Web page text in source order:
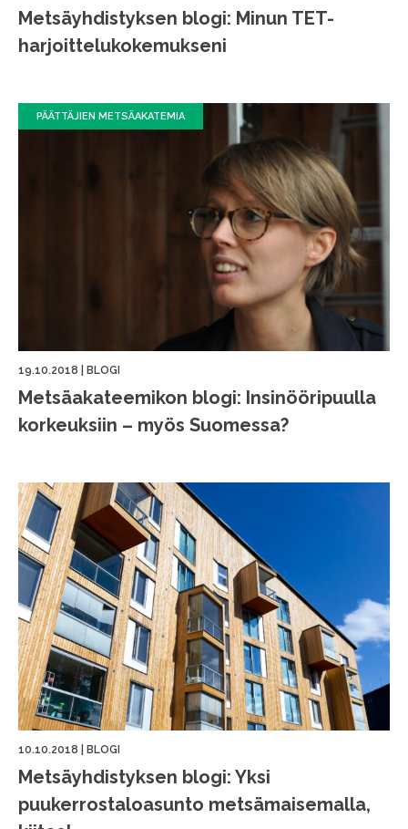
Metsäyhdistyksen blogi: Minun TET-
harjoittelukokemukseni
PÄÄTTÄJIEN METSÄAKATEMIA
19.10.2018 BLOGI
Metsäakateemikon blogi: Insinööripuulla
korkeuksiin – myös Suomessa?
10.10.2018 BLOGI
Metsäyhdistyksen blogi: Yksi
puukerrostaloasunto metsämaisemalla,